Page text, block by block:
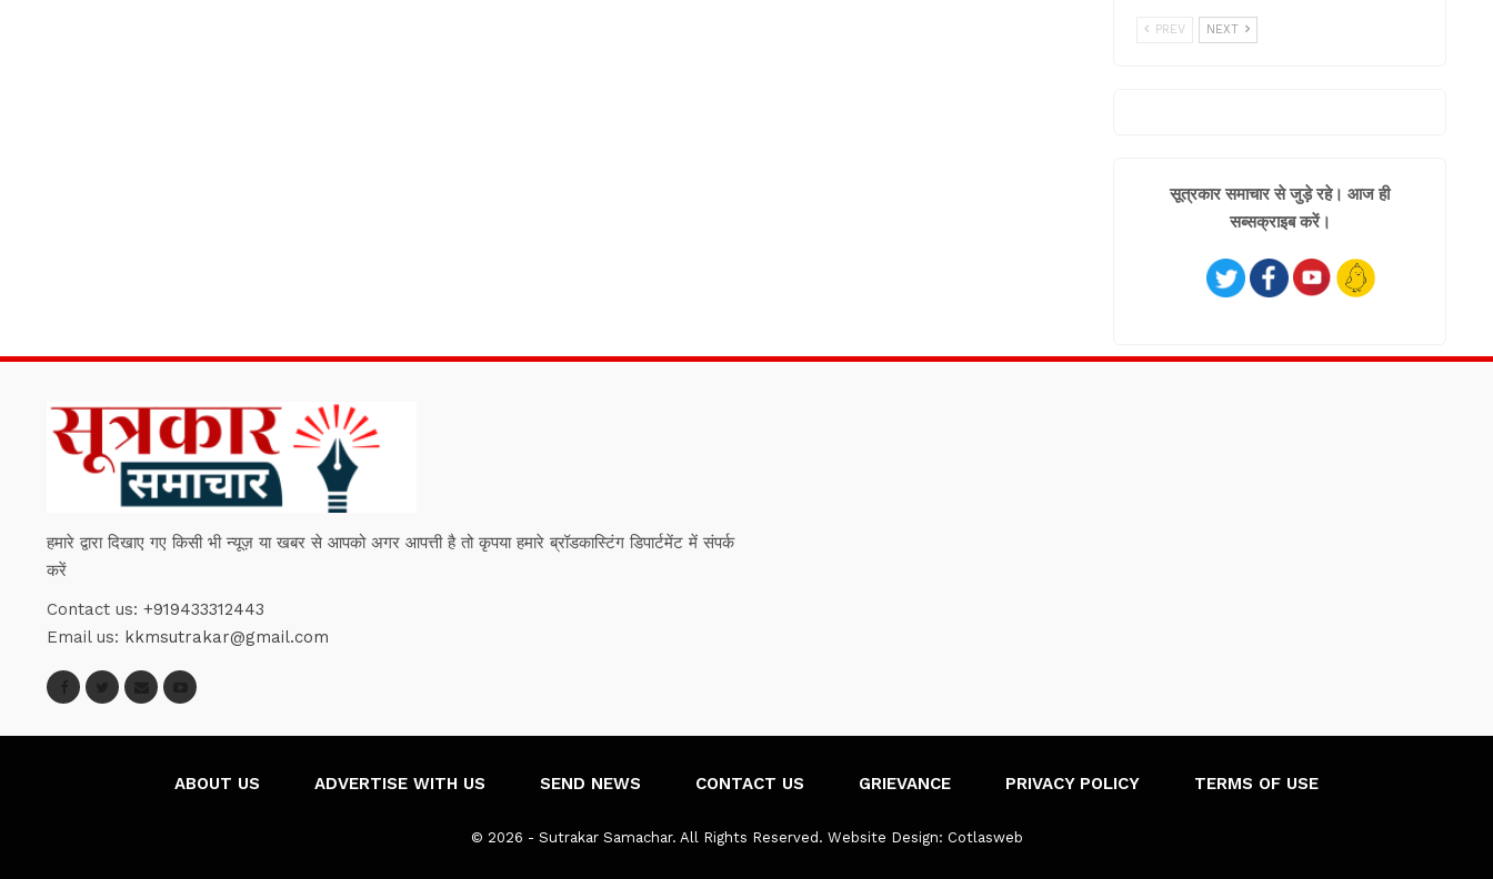
PREV NEXT
सूत्रकार समाचार से जुड़े रहे। आज ही
सब्सक्राइब करें।
हमारे द्वारा दिखाए गए किसी भी न्यूज़ या खबर से आपको अगर आपत्ती है तो कृपया हमारे ब्रॉडकास्टिंग डिपार्टमेंट में संपर्क
करें
Contact us: +919433312443
Email us: kkmsutrakar@gmail.com
ABOUT US ADVERTISE WITH US SEND NEWS CONTACT US GRIEVANCE PRIVACY POLICY TERMS OF USE
© 2026 - Sutrakar Samachar. All Rights Reserved. Website Design: Cotlasweb